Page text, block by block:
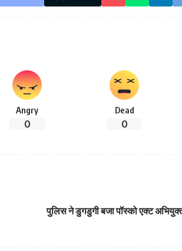
Angry
0
Dead
0
पुलिस ने डुगडुगी बजा पॉस्को एक्ट